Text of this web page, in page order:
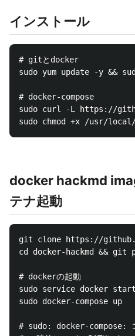
インストール
# gitとdocker
sudo yum update -y &&
# docker-compose
sudo curl -L https://
docker hackmd
テナ起動
git clone https://
cd docker-hackmd && git
# dockerの起動
sudo service docker start
sudo docker-compose up
# sudo: docker-compose: コ